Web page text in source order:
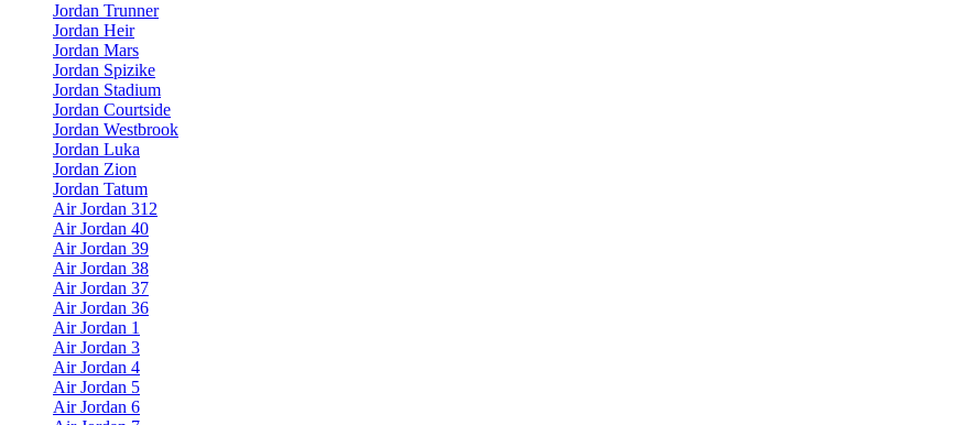
Jordan Trunner
Jordan Heir
Jordan Mars
Jordan Spizike
Jordan Stadium
Jordan Courtside
Jordan Westbrook
Jordan Luka
Jordan Zion
Jordan Tatum
Air Jordan 312
Air Jordan 40
Air Jordan 39
Air Jordan 38
Air Jordan 37
Air Jordan 36
Air Jordan 1
Air Jordan 3
Air Jordan 4
Air Jordan 5
Air Jordan 6